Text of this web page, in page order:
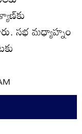
సభ మధ్యాహ్నం